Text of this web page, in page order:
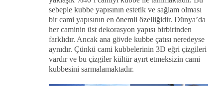
sebeple kubbe yapısının estetik ve sağlam olması
bir cami yapısının en önemli özelliğidir. Dünya’da
her caminin üst dekorasyon yapısı birbirinden
farklıdır. Ancak ana gövde kubbe çatısı neredeyse
aynıdır. Çünkü cami kubbelerinin 3D eğri çizgileri
vardır ve bu çizgiler kültür ayırt etmeksizin cami
kubbesini sarmalamaktadır.